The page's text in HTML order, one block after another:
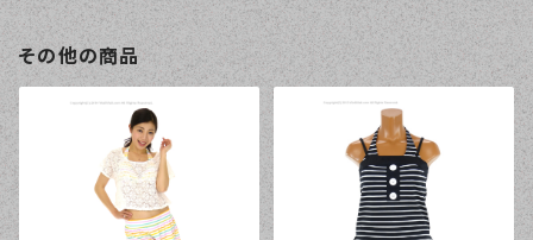
その他の商品